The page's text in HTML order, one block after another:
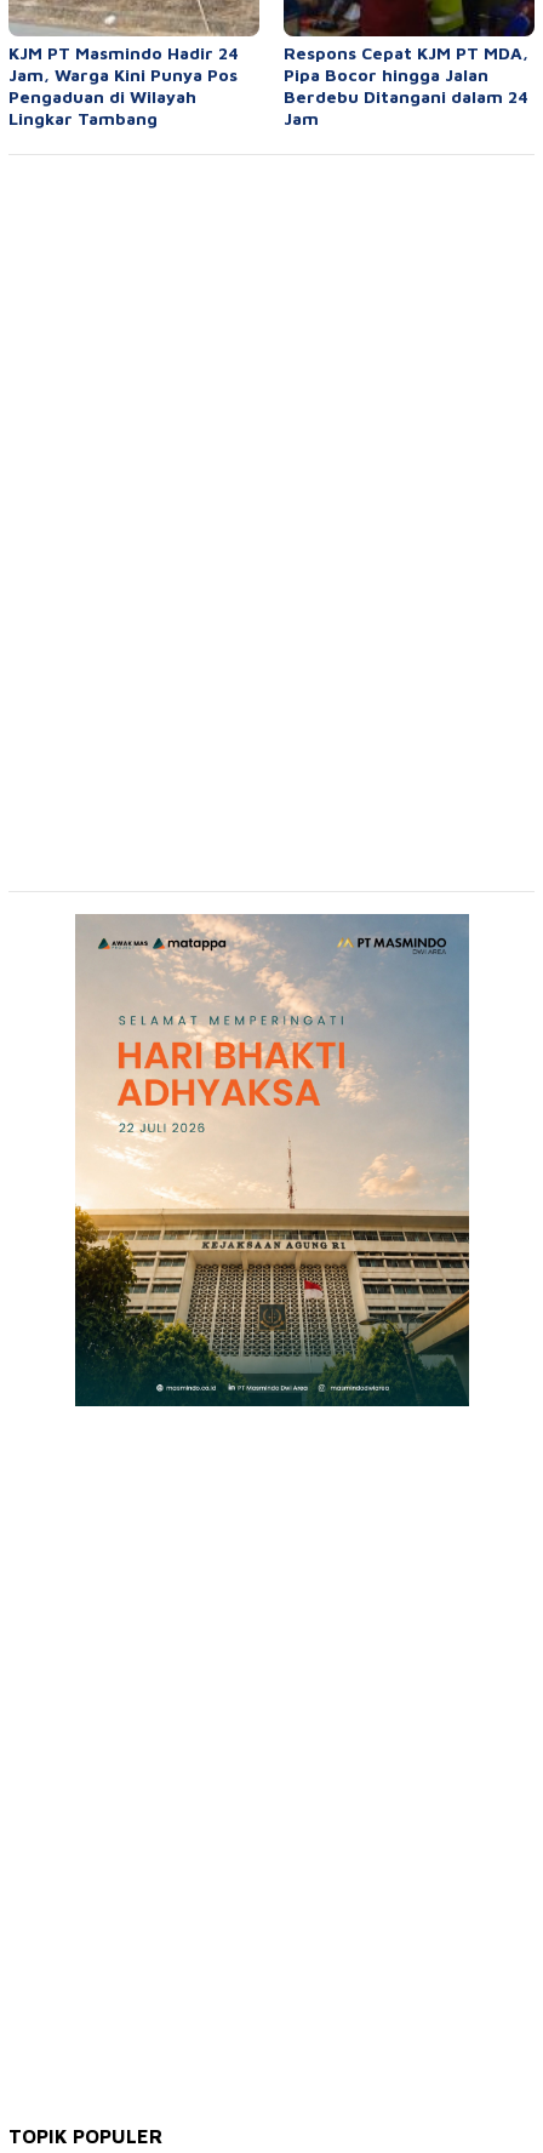
KJM PT Masmindo Hadir 24
Jam, Warga Kini Punya Pos
Pengaduan di Wilayah
Lingkar Tambang
Respons Cepat KJM PT MDA,
Pipa Bocor hingga Jalan
Berdebu Ditangani dalam 24
Jam
TOPIK POPULER